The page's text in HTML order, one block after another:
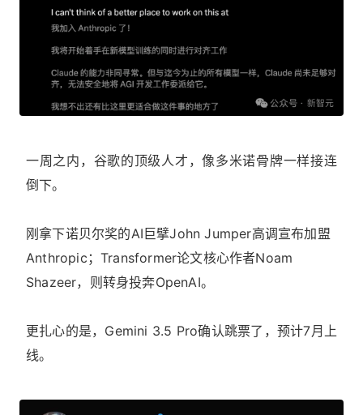
一周之内，谷歌的顶级人才，像多米诺骨牌一样接连
倒下。
刚拿下诺贝尔奖的AI巨擘John Jumper高调宣布加盟
Anthropic；Transformer论文核心作者Noam
Shazeer，则转身投奔OpenAI。
更扎心的是，Gemini 3.5 Pro确认跳票了，预计7月上
线。